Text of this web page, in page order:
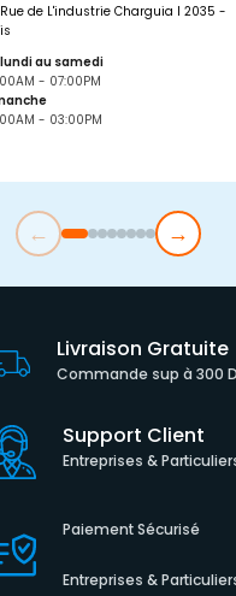
de L'industrie Charguia I 2035 -
au samedi
- 07:00PM
- 03:00PM
← →
Livraison Gratuite
Commande sup à 300
Support Client
Entreprises &
Paiement Sécurisé
Entreprises &